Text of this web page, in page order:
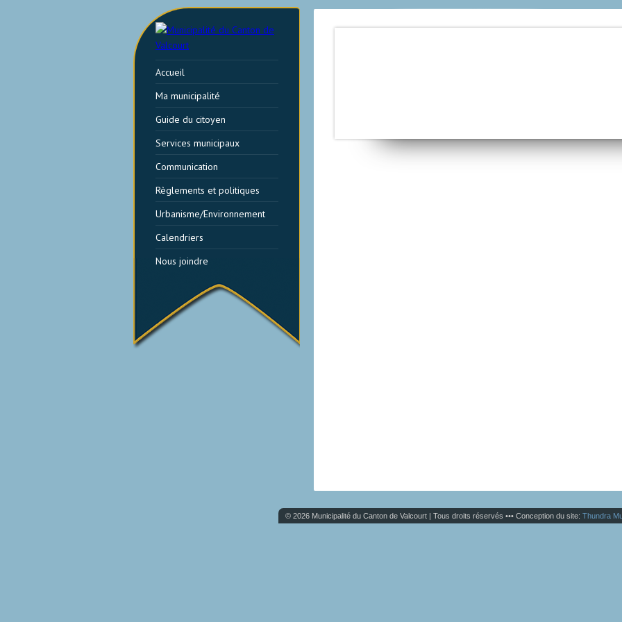
Accueil
Ma municipalité
Guide du citoyen
Services municipaux
Communication
Règlements et politiques
Urbanisme/Environnement
Calendriers
Nous joindre
© 2026 Municipalité du Canton de Valcourt | Tous droits réservés ••• Conception du site: Thundra